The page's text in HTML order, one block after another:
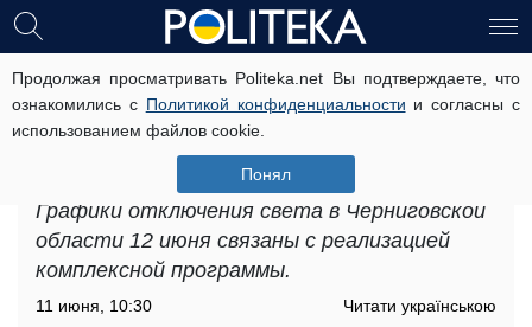
Продолжая просматривать Politeka.net Вы подтверждаете, что
ознакомились с Политикой конфиденциальности и согласны с
использованием файлов cookie.
Понял
12 часов подряд в Черниговской
области не будет электричества:
появились графики отключения
света на 12 июня
Графики отключения света в Черниговской
области 12 июня связаны с реализацией
комплексной программы.
11 июня, 10:30 Читати українською